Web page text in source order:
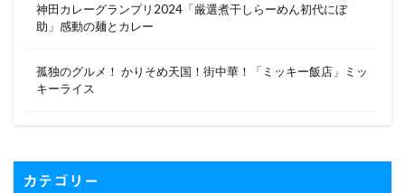
神田カレーグランプリ2024「厳選煮干しらーめん初代にぼ
助」感動の麺とカレー
孤独のグルメ！ かりそめ天国！街中華！「ミッキー飯店」ミッ
キーライス
カテゴリー